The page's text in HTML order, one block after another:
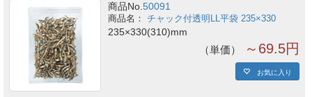
商品No.50091
チャック付透明LL平袋 235×330
235×330(310)mm
単価 ～69.5円
お気に入り